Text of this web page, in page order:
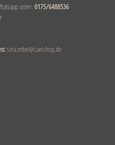
unter: 0175/6488536
sina.rebel@canishop.de